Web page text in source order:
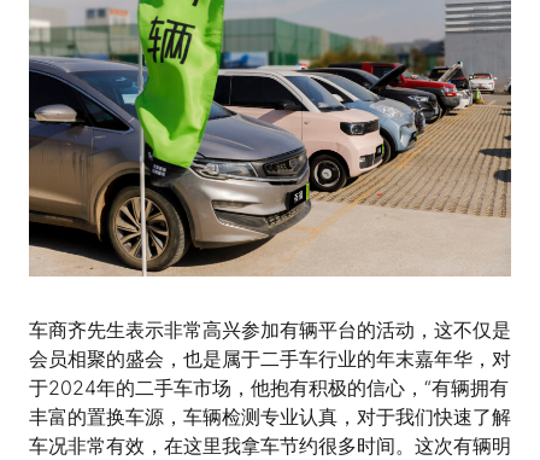
车商齐先生表示非常高兴参加有辆平台的活动，这不仅是
会员相聚的盛会，也是属于二手车行业的年末嘉年华，对
于2024年的二手车市场，他抱有积极的信心，“有辆拥有
丰富的置换车源，车辆检测专业认真，对于我们快速了解
车况非常有效，在这里我拿车节约很多时间。这次有辆明